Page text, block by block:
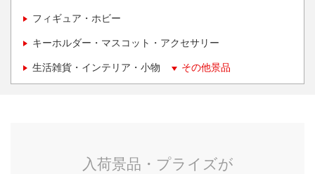
フィギュア・ホビー
キーホルダー・マスコット・アクセサリー
生活雑貨・インテリア・小物 その他景品